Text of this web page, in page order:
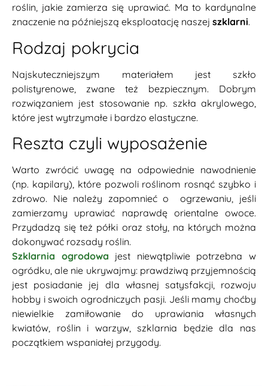
roślin, jakie zamierza się uprawiać. Ma to kardynalne
znaczenie na późniejszą eksploatację naszej szklarni.
Rodzaj pokrycia
Najskuteczniejszym materiałem jest szkło
polistyrenowe, zwane też bezpiecznym. Dobrym
rozwiązaniem jest stosowanie np. szkła akrylowego,
które jest wytrzymałe i bardzo elastyczne.
Reszta czyli wyposażenie
Warto zwrócić uwagę na odpowiednie nawodnienie
(np. kapilary), które pozwoli roślinom rosnąć szybko i
zdrowo. Nie należy zapomnieć o ogrzewaniu, jeśli
zamierzamy uprawiać naprawdę orientalne owoce.
Przydadzą się też półki oraz stoły, na których można
dokonywać rozsady roślin.
Szklarnia ogrodowa jest niewątpliwie potrzebna w
ogródku, ale nie ukrywajmy: prawdziwą przyjemnością
jest posiadanie jej dla własnej satysfakcji, rozwoju
hobby i swoich ogrodniczych pasji. Jeśli mamy choćby
niewielkie zamiłowanie do uprawiania własnych
kwiatów, roślin i warzyw, szklarnia będzie dla nas
początkiem wspaniałej przygody.